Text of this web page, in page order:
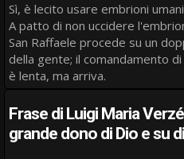
Sì, è lecito usare embrioni umani per trovare nuove cure.
A patto di non uccidere l'embrione, né ferirlo. La ricerca al
San Raffaele procede su un doppio binario: l'invocazione
della gente; il comandamento di non uccidere. La scienza
è lenta, ma arriva.
Frase di Luigi Maria
grande dono di Dio e su